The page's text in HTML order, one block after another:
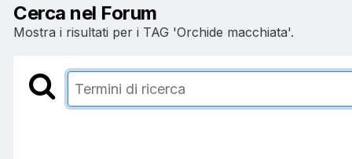
Cerca nel Forum
Mostra i risultati per i TAG 'Orchide macchiata'.